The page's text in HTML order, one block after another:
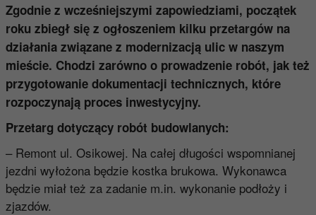
Zgodnie z wcześniejszymi zapowiedziami, początek
roku zbiegł się z ogłoszeniem kilku przetargów na
działania związane z modernizacją ulic w naszym
mieście. Chodzi zarówno o prowadzenie robót, jak też
przygotowanie dokumentacji technicznych, które
rozpoczynają proces inwestycyjny.
Przetarg dotyczący robót budowlanych:
– Remont ul. Osikowej. Na całej długości wspomnianej
jezdni wyłożona będzie kostka brukowa. Wykonawca
będzie miał też za zadanie m.in. wykonanie podłoży i
zjazdów.